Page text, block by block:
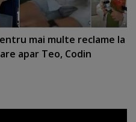
mai multe reclame la
apar Teo, Codin